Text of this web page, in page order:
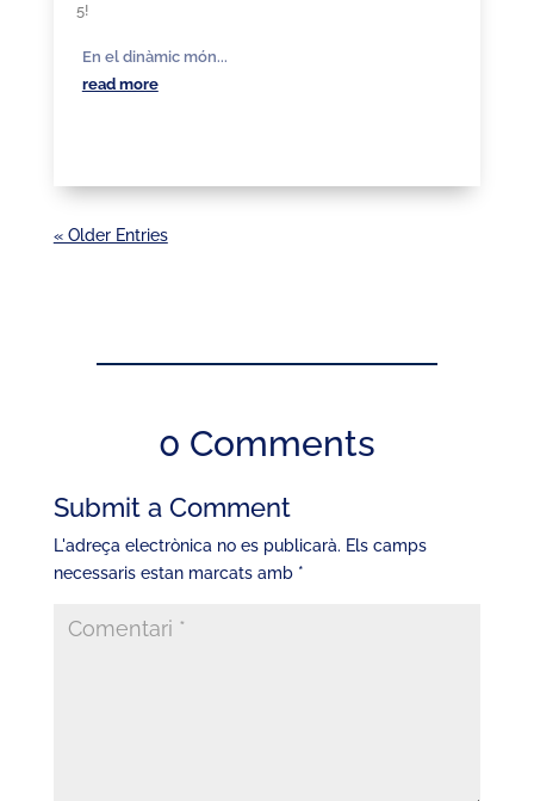
5!
En el dinàmic món...
read more
« Older Entries
0 Comments
Submit a Comment
L'adreça electrònica no es publicarà. Els camps
necessaris estan marcats amb *